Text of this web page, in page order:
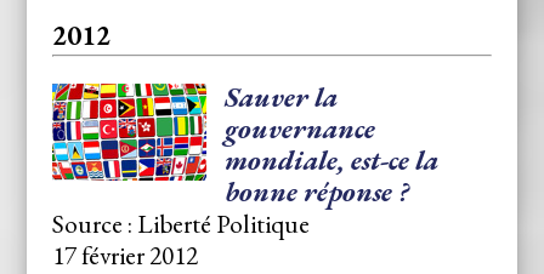
2012
Sauver la
gouvernance
mondiale, est-ce la
bonne réponse ?
Source : Liberté Politique
17 février 2012